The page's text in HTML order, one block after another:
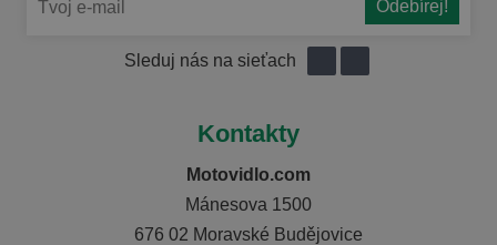
Sleduj nás na sieťach
Kontakty
Motovidlo.com
Mánesova 1500
676 02 Moravské Budějovice